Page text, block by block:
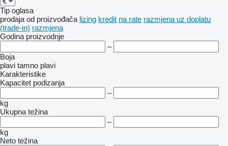
Tip oglasa
prodaja od proizvođača lizing kredit na rate razmjena uz doplatu
(trade-in) razmjena
Godina proizvodnje
–
Boja
plavi tamno plavi
Karakteristike
Kapacitet podizanja
–
kg
Ukupna težina
–
kg
Neto težina